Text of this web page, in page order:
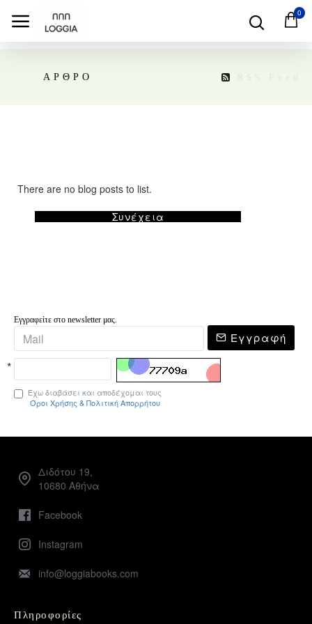
0
ΑΡΘΡΟ
There are no blog posts to list.
Συνέχεια
Εγγραφείτε στο newsletter μας.
Εγγραφή
Έχω διαβάσει και αποδέχομαι τους
Όροι Χρήσης & Πολιτική Απορρήτου
Διδότου 19,
10680 Αθήνα
Facebook
Instagram
info@loggiabooks.com
Πληροφορίες